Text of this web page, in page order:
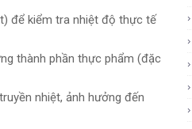
để kiểm tra nhiệt độ thực tế
thành phần thực phẩm (đặc
nhiệt, ảnh hưởng đến